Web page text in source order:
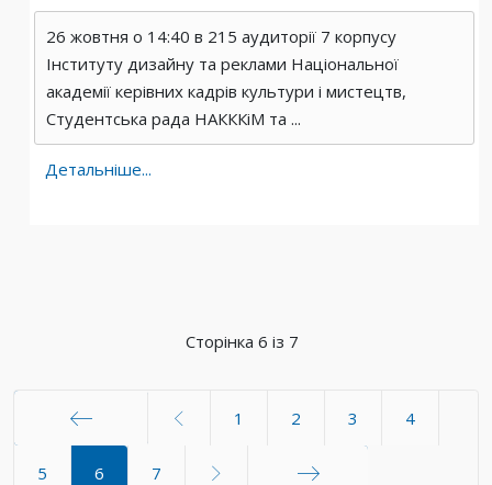
26 жовтня о 14:40 в 215 аудиторії 7 корпусу
Інституту дизайну та реклами Національної
академії керівних кадрів культури і мистецтв,
Студентська рада НАКККіМ та ...
Детальніше...
Сторінка 6 із 7
Початок
1 2 3 4
5 6 7